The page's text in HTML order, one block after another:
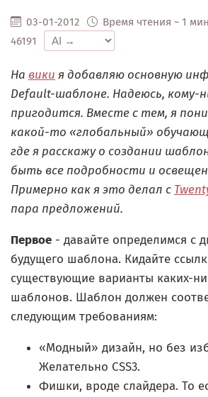
03-01-2012 Время чтения ~ 1
46191
На вики я добавляю основную
Default-шаблоне. Надеюсь, кому-
пригодится. Вместе с тем, я
какой-то «глобальный»
где я расскажу о создании
быть все подробности и
Примерно как я это делал с
пара предложений.
Первое - давайте определимся с
будущего шаблона. Кидайте
существующие варианты каких-
шаблонов. Шаблон должен
следующим требованиям:
«Модный» дизайн, но без
Желательно CSS3.
Фишки, вроде слайдера. То